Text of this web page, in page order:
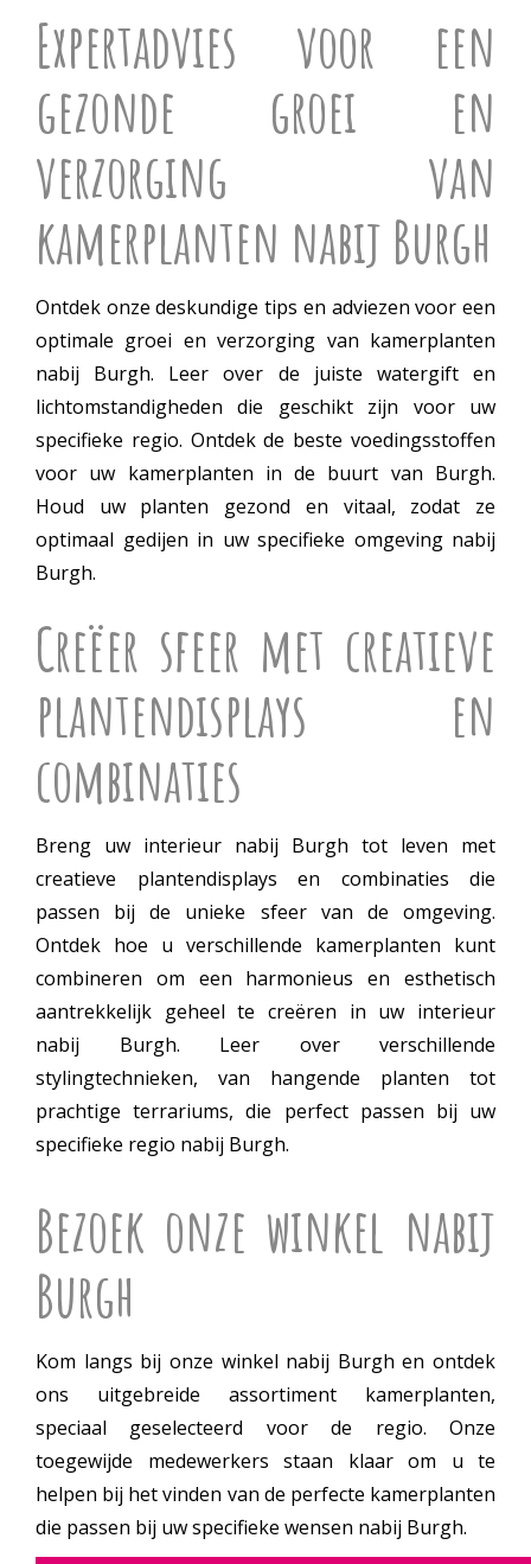
Expertadvies voor een
gezonde groei en
verzorging van
kamerplanten nabij Burgh
Ontdek onze deskundige tips en adviezen voor een
optimale groei en verzorging van kamerplanten
nabij Burgh. Leer over de juiste watergift en
lichtomstandigheden die geschikt zijn voor uw
specifieke regio. Ontdek de beste voedingsstoffen
voor uw kamerplanten in de buurt van Burgh.
Houd uw planten gezond en vitaal, zodat ze
optimaal gedijen in uw specifieke omgeving nabij
Burgh.
Creëer sfeer met creatieve
plantendisplays en
combinaties
Breng uw interieur nabij Burgh tot leven met
creatieve plantendisplays en combinaties die
passen bij de unieke sfeer van de omgeving.
Ontdek hoe u verschillende kamerplanten kunt
combineren om een harmonieus en esthetisch
aantrekkelijk geheel te creëren in uw interieur
nabij Burgh. Leer over verschillende
stylingtechnieken, van hangende planten tot
prachtige terrariums, die perfect passen bij uw
specifieke regio nabij Burgh.
Bezoek onze winkel nabij
Burgh
Kom langs bij onze winkel nabij Burgh en ontdek
ons uitgebreide assortiment kamerplanten,
speciaal geselecteerd voor de regio. Onze
toegewijde medewerkers staan klaar om u te
helpen bij het vinden van de perfecte kamerplanten
die passen bij uw specifieke wensen nabij Burgh.